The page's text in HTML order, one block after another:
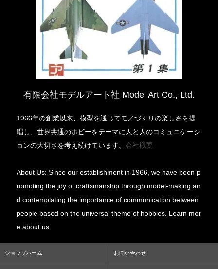
有限会社モデルアート社 Model Art Co., Ltd.
1966年の創業以来、模型を通じてモノづくりの楽しさを提
唱し、世界共通のホビーをテーマに人と人のコミュニケーシ
ョンの大切さを考え続けています。会社概要
About Us: Since our establishment in 1966, we have been p
romoting the joy of craftsmanship through model-making an
d contemplating the importance of communication between
people based on the universal theme of hobbies. Learn mor
e about us.
ショップホーム お問い合わせ